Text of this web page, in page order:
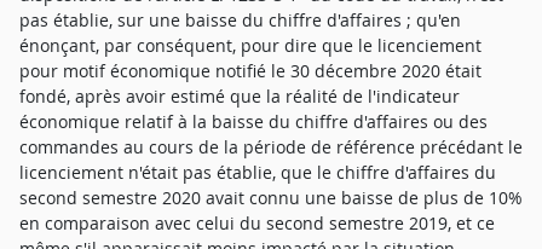
pas établie, sur une baisse du chiffre d'affaires ; qu'en
énonçant, par conséquent, pour dire que le licenciement
pour motif économique notifié le 30 décembre 2020 était
fondé, après avoir estimé que la réalité de l'indicateur
économique relatif à la baisse du chiffre d'affaires ou des
commandes au cours de la période de référence précédant le
licenciement n'était pas établie, que le chiffre d'affaires du
second semestre 2020 avait connu une baisse de plus de 10%
en comparaison avec celui du second semestre 2019, et ce